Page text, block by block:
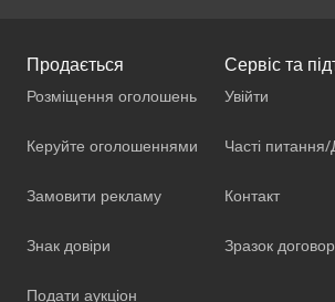
Продається
Розміщення оголошень
Керуйте оголошеннями
Замовити рекламу
Знак довіри
Подати аукціон
Сервіс та
Увійти
Часті питання/
Контакт
Зразок